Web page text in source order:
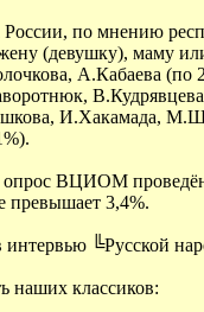
по мнению
(девушку), маму
А.Кабаева (по
И.Хакамада,
ВЦИОМ проведён
превышает 3,4%.
╚Русской
наших классиков: